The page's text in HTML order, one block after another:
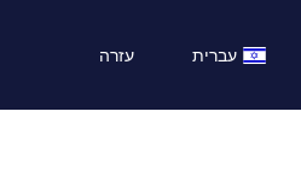
עזרה עברית